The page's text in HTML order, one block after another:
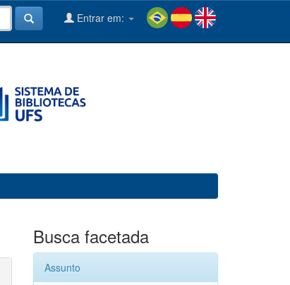
Entrar em:
Busca facetada
Assunto